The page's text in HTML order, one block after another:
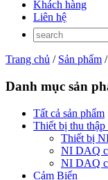
Khách hàng
Liên hệ
Trang chủ / Sản phẩm
Danh mục sản
Tất cả sản phẩm
Thiết bị thu
Thiết bị
NI DAQ
NI DAQ
Cảm Biến